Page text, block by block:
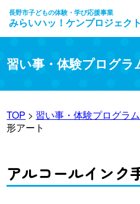
長野市子どもの体験・学び応援事業
みらいハッ！ケンプロジェクト
習い事・体験プログラ
TOP > 習い事・体験プログラ
形アート
アルコールインク